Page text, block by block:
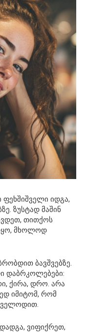
ფეხშიშველი იდგა,
ზუსტად მაშინ
თითქოს
მხოლოდ
ბავშვებზე.
დაბრკოლებები:
ქირა, დრო. არა
იმიტომ, რომ
ველოდით.
ვიფიქრეთ,